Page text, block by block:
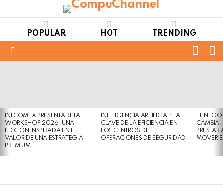
POPULAR HOT TRENDING
INTCOMEX PRESENTA RETAIL
WORKSHOP 2026, UNA
EDICIÓN INSPIRADA EN EL
VALOR DE UNA ESTRATEGIA
PREMIUM
INTELIGENCIA ARTIFICIAL: LA
CLAVE DE LA EFICIENCIA EN
LOS CENTROS DE
OPERACIONES DE SEGURIDAD
EL
CAMBIA:
MOVER